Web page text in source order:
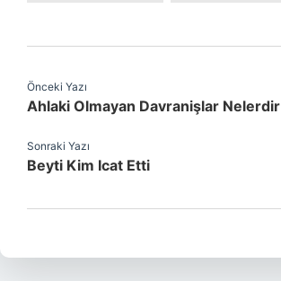
Önceki Yazı
Ahlaki Olmayan Davranişlar Nelerdir
Sonraki Yazı
Beyti Kim Icat Etti